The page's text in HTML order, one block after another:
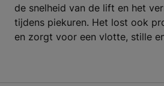
de snelheid van de lift en het
tijdens piekuren. Het lost ook
en zorgt voor een vlotte, stille